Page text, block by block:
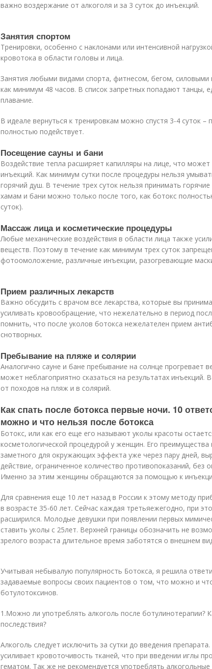
важно воздержание от алкоголя и за 3 суток до инъекций.
Занятия спортом
Тренировки, особенно с наклонами или интенсивной
кровотока в области головы и лица.
Занятия любыми видами спорта, фитнесом, бегом, силовыми
как минимум 48 часов. В список запретных попадают танцы,
плавание.
В идеале вернуться к тренировкам можно спустя 3-4 суток –
полностью подействует.
Посещение сауны и бани
Воздействие тепла расширяет капилляры на лице, что
инъекций. Как минимум сутки после процедуры нельзя
горячий душ. В течение трех суток нельзя принимать
хамам и бани можно только после того, как ботокс
суток).
Массаж лица и косметические процедуры
Любые механические воздействия в области лица также
веществ. Поэтому в течение как минимум трех суток
фотоомоложение, различные инъекции, разогревающие
Прием различных лекарств
Важно обсудить с врачом все лекарства, которые вы
усиливать кровообращение, что нежелательно в период
помнить, что после уколов ботокса нежелателен прием
снотворных.
Пребывание на пляже и солярии
Аналогично сауне и бане пребывание на солнце прогревает
может неблагоприятно сказаться на результатах инъекций.
от походов на пляж и в солярий.
Как спать после ботокса первые ночи. 10
можно и что нельзя после ботокса
Ботокс, или как его еще его называют уколы красоты
косметологической процедурой у женщин. Его
заметного для окружающих эффекта уже через пару дней,
действие, ограниченное количество противопоказаний, без
Именно за этим женщины обращаются за помощью к
Для сравнения еще 10 лет назад в России к этому методу
в возрасте 35-60 лет. Сейчас каждая третьяежегодно, при
расширился. Молодые девушки при появлении первых
ставить уколы с 25лет. Верхней границы обозначить не
зрелого возраста длительное время заботятся о внешнем
Учитывая небывалую популярность Ботокса, я решила
задаваемые вопросы своих пациентов о том, что можно и
ботулотоксинов.
1.Можно ли употреблять алкоголь после ботулинотерапии?
последствия?
Алкоголь следует исключить за сутки до введения
усиливает кровоточивость тканей, что при введении иглы
гематом. Так же не рекомендуется употреблять